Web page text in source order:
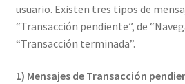
usuario. Existen tres tipos de
“Transacción pendiente”, de
“Transacción terminada”.
1) Mensajes de Transacción